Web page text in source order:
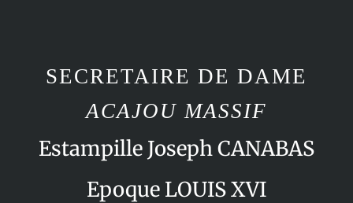
SECRETAIRE DE DAME
ACAJOU MASSIF
Estampille Joseph CANABAS
Epoque LOUIS XVI